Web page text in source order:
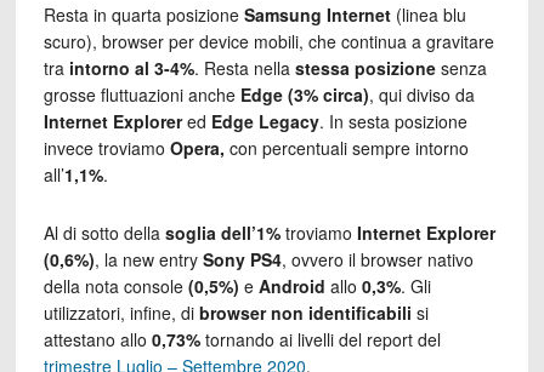
Resta in quarta posizione Samsung Internet(linea blu
scuro), browser per device mobili, che continua a gravitare
tra intorno al 3-4%. Resta nella stessa posizionesenza
grosse fluttuazioni anche Edge (3% circa), qui diviso da
Internet Explorered Edge Legacy. In sesta posizione
invece troviamo Opera, con percentuali sempre intorno
all’1,1%.
Al di sotto della soglia dell’1%troviamo Internet Explorer
(0,6%), la new entry Sony PS4, ovvero il browser nativo
della nota console (0,5%) e Android allo 0,3%. Gli
utilizzatori, infine, di browser non identificabili si
attestano allo 0,73%tornando ai livelli del report del
trimestre Luglio – Settembre 2020.